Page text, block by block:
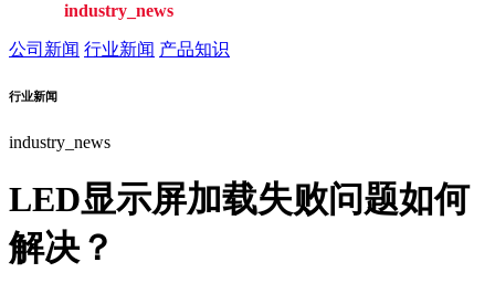
industry_news
公司新闻 行业新闻 产品知识
行业新闻
industry_news
LED显示屏加载失败问题如何
解决？